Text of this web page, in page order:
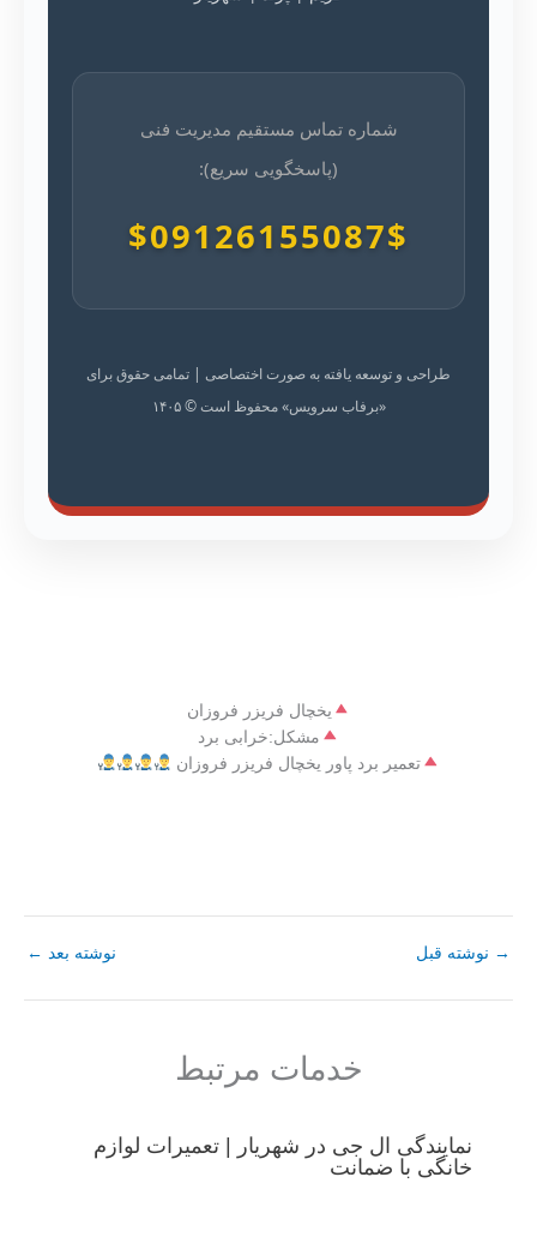
شماره تماس مستقیم مدیریت فنی
(پاسخگویی سریع):
$09126155087$
طراحی و توسعه یافته به صورت اختصاصی | تمامی حقوق برای
«برفاب سرویس» محفوظ است © ۱۴۰۵
یخچال فریزر فروزان
مشکل:خرابی برد
تعمیر برد پاور یخچال فریزر فروزان
→ نوشته قبل نوشته بعد ←
خدمات مرتبط
نمایندگی ال جی در شهریار | تعمیرات لوازم
خانگی با ضمانت